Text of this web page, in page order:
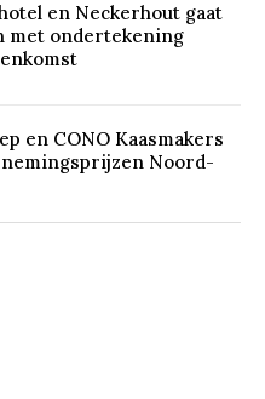
en Neckerhout gaat
met ondertekening
en CONO Kaasmakers
Noord-